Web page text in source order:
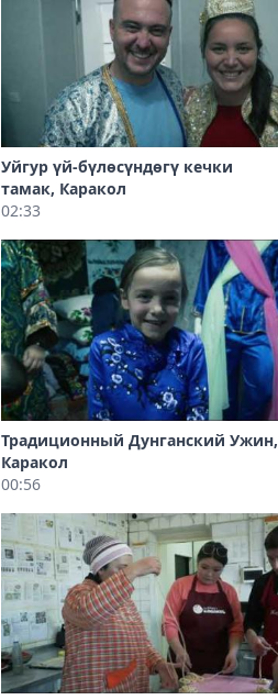
Уйгур үй-бүлөсүндөгү кечки
тамак, Каракол
02:33
Традиционный Дунганский Ужин,
Каракол
00:56